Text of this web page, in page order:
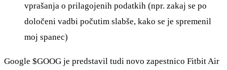
vprašanja o prilagojenih podatkih (npr. zakaj se po
določeni vadbi počutim slabše, kako se je spremenil
moj spanec)
Google $GOOG je predstavil tudi novo zapestnico Fitbit Air